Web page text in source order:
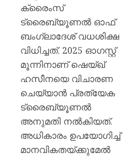
ക്രൈംസ്
ട്രൈബ്യൂണല്‍ ഓഫ്
ബംഗ്ലാദേശ് വധശിക്ഷ
വിധിച്ചത്. 2025 ഓഗസ്റ്റ്
മൂന്നിനാണ് ഷെയ്ഖ്
ഹസീനയെ വിചാരണ
ചെയ്യാന്‍ പ്രത്യേക
ട്രൈബ്യൂണല്‍
അനുമതി നല്‍കിയത്.
അധികാരം ഉപയോഗിച്ച്
മാനവികതയ്ക്കുമേല്‍